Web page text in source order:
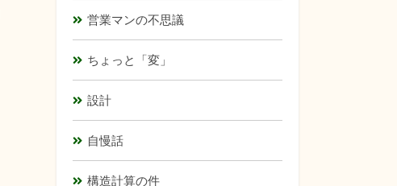
営業マンの不思議
ちょっと「変」
設計
自慢話
構造計算の件